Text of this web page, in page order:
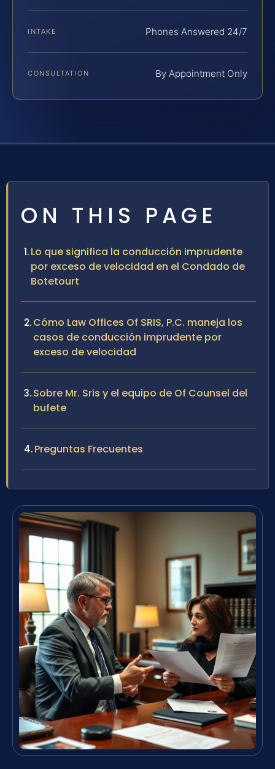
INTAKE Phones Answered 24/7
CONSULTATION By Appointment Only
ON THIS PAGE
Lo que significa la conducción imprudente
por exceso de velocidad en el Condado de
Botetourt
Cómo Law Offices Of SRIS, P.C. maneja los
casos de conducción imprudente por
exceso de velocidad
Sobre Mr. Sris y el equipo de Of Counsel del
bufete
Preguntas Frecuentes